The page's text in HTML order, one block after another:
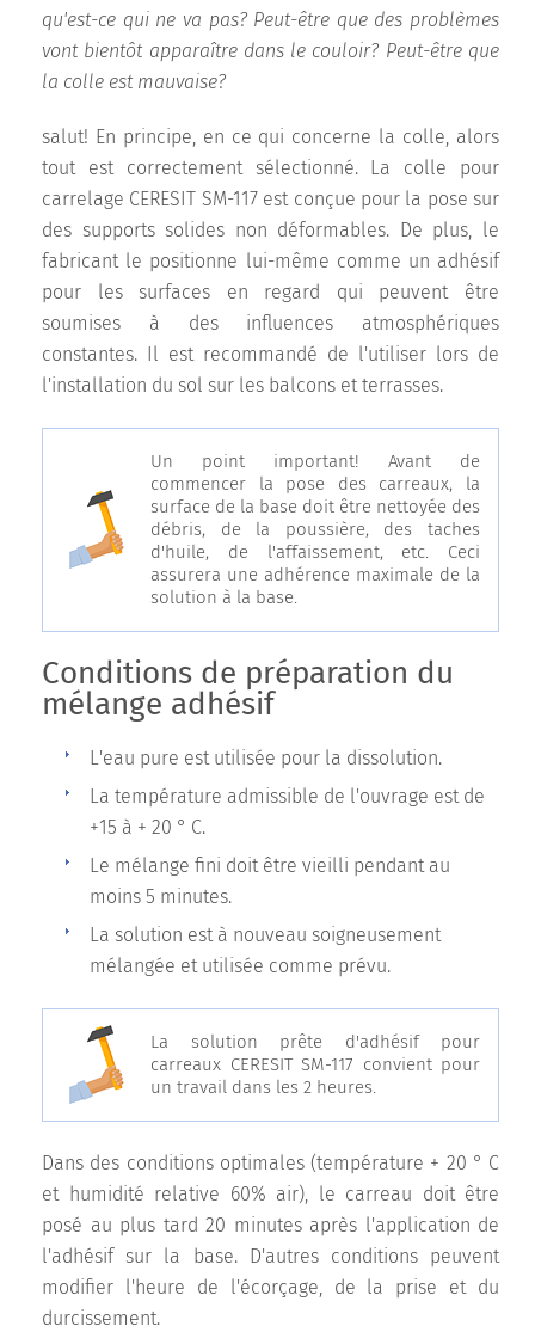
qu'est-ce qui ne va pas? Peut-être que des problèmes
vont bientôt apparaître dans le couloir? Peut-être que
la colle est mauvaise?
salut! En principe, en ce qui concerne la colle, alors
tout est correctement sélectionné. La colle pour
carrelage CERESIT SM-117 est conçue pour la pose sur
des supports solides non déformables. De plus, le
fabricant le positionne lui-même comme un adhésif
pour les surfaces en regard qui peuvent être
soumises à des influences atmosphériques
constantes. Il est recommandé de l'utiliser lors de
l'installation du sol sur les balcons et terrasses.
Un point important! Avant de
commencer la pose des carreaux, la
surface de la base doit être nettoyée des
débris, de la poussière, des taches
d'huile, de l'affaissement, etc. Ceci
assurera une adhérence maximale de la
solution à la base.
Conditions de préparation du
mélange adhésif
L'eau pure est utilisée pour la dissolution.
La température admissible de l'ouvrage est de
+15 à + 20 ° C.
Le mélange fini doit être vieilli pendant au
moins 5 minutes.
La solution est à nouveau soigneusement
mélangée et utilisée comme prévu.
La solution prête d'adhésif pour
carreaux CERESIT SM-117 convient pour
un travail dans les 2 heures.
Dans des conditions optimales (température + 20 ° C
et humidité relative 60% air), le carreau doit être
posé au plus tard 20 minutes après l'application de
l'adhésif sur la base. D'autres conditions peuvent
modifier l'heure de l'écorçage, de la prise et du
durcissement.